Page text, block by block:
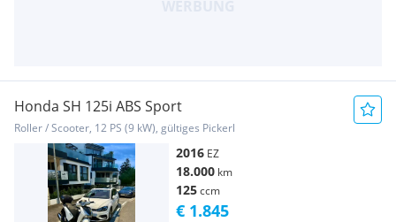
Honda SH 125i ABS Sport
Roller / Scooter, 12 PS (9 kW), gültiges Pickerl
2016 EZ
18.000 km
125ccm
€ 1.845